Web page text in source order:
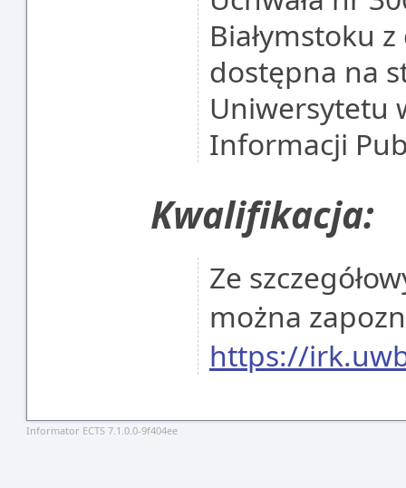
Białymstoku
dostępna na
Uniwersytetu
Informacji
Kwalifikacja:
Ze
można
https://
Informator ECTS 7.1.0.0-9f404ee